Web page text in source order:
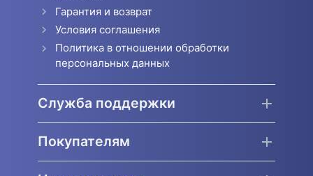
Гарантия и возврат
Условия соглашения
Политика в отношении обработки
персональных данных
Служба поддержки
Покупателям